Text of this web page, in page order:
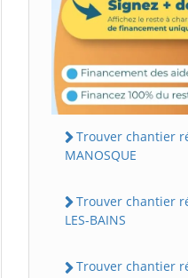
Trouver chantier
MANOSQUE
Trouver chantier
LES-BAINS
Trouver chantier